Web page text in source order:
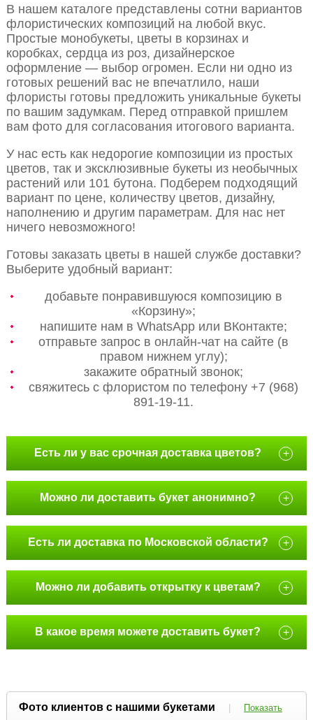
В нашем каталоге представлены сотни вариантов
флористических композиций на любой вкус.
Простые монобукеты, цветы в корзинах и
коробках, сердца из роз, дизайнерское
оформление — выбор огромен. Если ни одно из
готовых решений вас не впечатлило, наши
флористы готовы предложить уникальные букеты
по вашим задумкам. Перед отправкой пришлем
вам фото для согласования итогового варианта.
У нас есть как недорогие композиции из простых
цветов, так и эксклюзивные букеты из необычных
растений или 101 бутона. Подберем подходящий
вариант по цене, количеству цветов, дизайну,
наполнению и другим параметрам. Для нас нет
ничего невозможного!
Готовы заказать цветы в нашей службе доставки?
Выберите удобный вариант:
добавьте понравившуюся композицию в
«Корзину»;
напишите нам в WhatsApp или ВКонтакте;
отправьте запрос в онлайн-чат на сайте (в
правом нижнем углу);
закажите обратный звонок;
свяжитесь с флористом по телефону +7 (968)
891-19-11.
Есть ли у вас срочная доставка цветов? +
Можно ли доставить букет анонимно? +
Есть ли доставка по Московской области? +
Можно ли добавить открытку к цветам? +
В какое время можете доставить букет? +
Фото клиентов с нашими букетами |
Показать